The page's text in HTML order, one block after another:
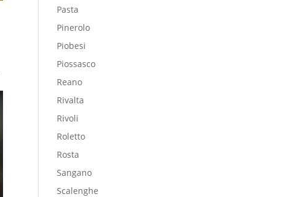
Pasta
Pinerolo
Piobesi
Piossasco
Reano
Rivalta
Rivoli
Roletto
Rosta
Sangano
Scalenghe